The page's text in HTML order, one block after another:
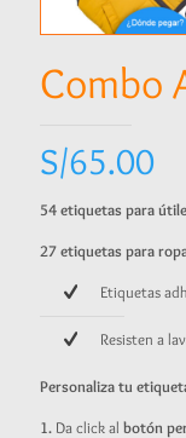
Combo
S/65.00
54 etiquetas para
27 etiquetas para
Etiquetas
Resisten a
Personaliza tu
1. Da click al botón